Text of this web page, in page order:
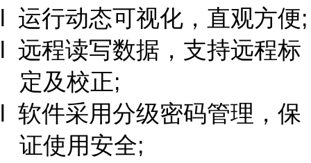
l 运行动态可视化，直观方便;
l 远程读写数据，支持远程标
定及校正;
l 软件采用分级密码管理，保
证使用安全;